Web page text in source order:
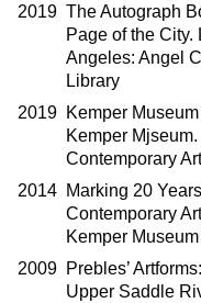
2019 The Autograph
Page of the City.
Angeles: Angel
Library
2019 Kemper
Kemper
Contemporary Art
2014 Marking 20
Contemporary
Kemper
2009 Prebles’
Upper Saddle